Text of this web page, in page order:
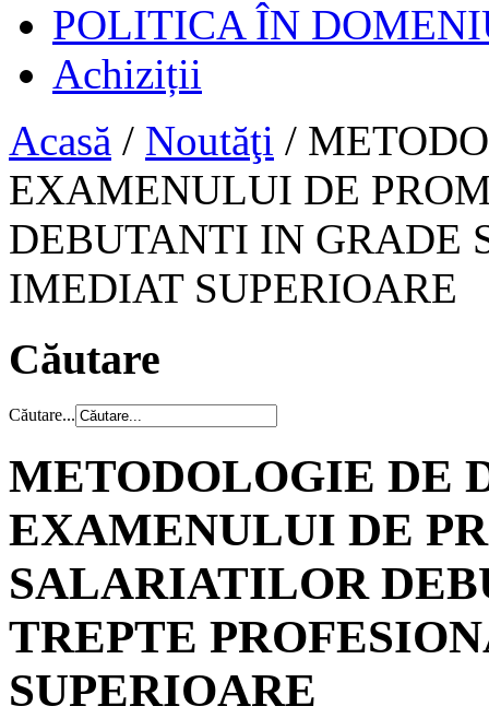
POLITICA ÎN
Achiziții
Acasă / Noutăţi /
EXAMENULUI DE
DEBUTANTI IN GRADE
IMEDIAT SUPERIOARE
Căutare
Căutare...
METODOLOGIE DE
EXAMENULUI DE
SALARIATILOR
TREPTE
SUPERIOARE